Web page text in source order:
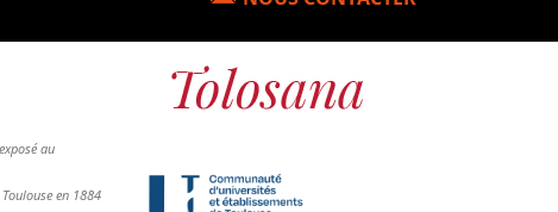
au
en 1884